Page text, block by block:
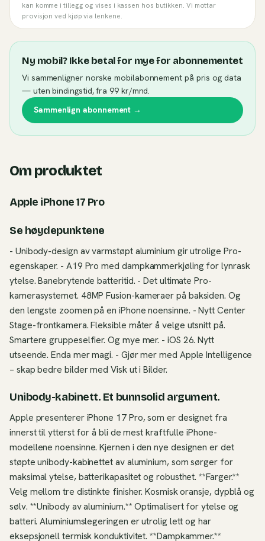
kan komme i tillegg og vises i kassen hos butikken. Vi mottar
provisjon ved kjøp via lenkene.
Ny mobil? Ikke betal for mye for abonnementet
Vi sammenligner norske mobilabonnement på pris og data
— uten bindingstid, fra 99 kr/mnd.
Sammenlign abonnement →
Om produktet
Apple iPhone 17 Pro
Se høydepunktene
- Unibody-design av varmstøpt aluminium gir utrolige Pro-
egenskaper. - A19 Pro med dampkammerkjøling for lynrask
ytelse. Banebrytende batteritid. - Det ultimate Pro-
kamerasystemet. 48MP Fusion-kameraer på baksiden. Og
den lengste zoomen på en iPhone noensinne. - Nytt Center
Stage-frontkamera. Fleksible måter å velge utsnitt på.
Smartere gruppeselfier. Og mye mer. - iOS 26. Nytt
utseende. Enda mer magi. - Gjør mer med Apple Intelligence
– skap bedre bilder med Visk ut i Bilder.
Unibody-kabinett. Et bunnsolid argument.
Apple presenterer iPhone 17 Pro, som er designet fra
innerst til ytterst for å bli de mest kraftfulle iPhone-
modellene noensinne. Kjernen i den nye designen er det
støpte unibody-kabinettet av aluminium, som sørger for
maksimal ytelse, batterikapasitet og robusthet. **Farger.**
Velg mellom tre distinkte finisher. Kosmisk oransje, dypblå og
sølv. **Unibody av aluminium.** Optimalisert for ytelse og
batteri. Aluminiumslegeringen er utrolig lett og har
eksepsjonell termisk konduktivitet. **Dampkammer.**